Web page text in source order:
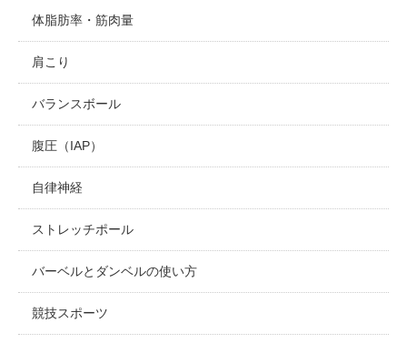
体脂肪率・筋肉量
肩こり
バランスボール
腹圧（IAP）
自律神経
ストレッチポール
バーベルとダンベルの使い方
競技スポーツ